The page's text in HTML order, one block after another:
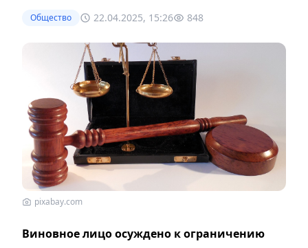
Общество 22.04.2025, 15:26 848
pixabay.com
Виновное лицо осуждено к ограничению